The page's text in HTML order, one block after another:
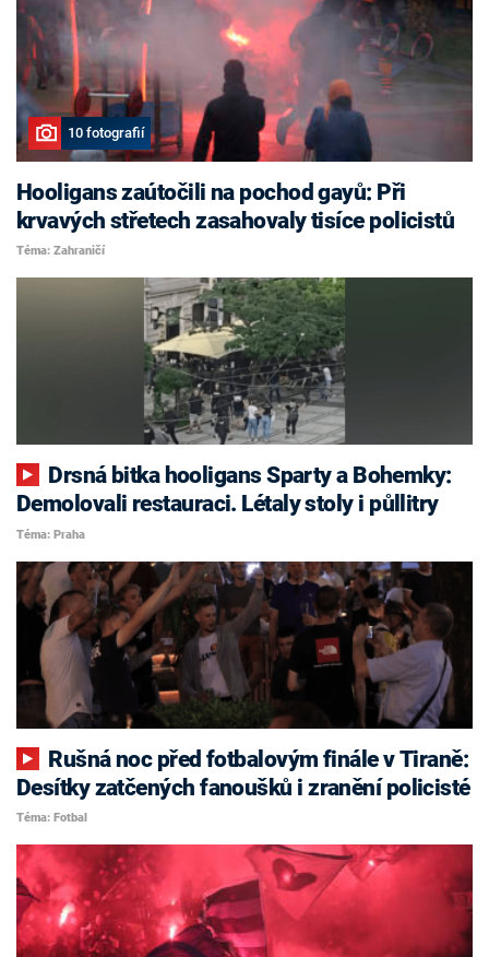
10 fotografií
Hooligans zaútočili na pochod gayů: Při
krvavých střetech zasahovaly tisíce policistů
Téma: Zahraničí
Demolovali restauraci. Létaly stoly i půllitry
Téma: Praha
Desítky zatčených fanoušků i zranění policisté
Téma: Fotbal